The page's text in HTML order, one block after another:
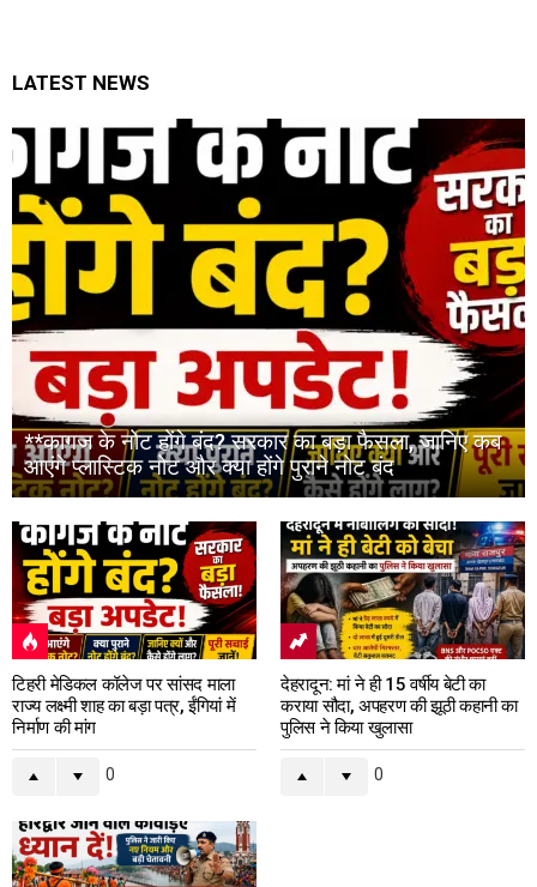
LATEST NEWS
**कागज के नोट होंगे बंद? सरकार का बड़ा फैसला, जानिए कब
आएंगे प्लास्टिक नोट और क्या होंगे पुराने नोट बंद
टिहरी मेडिकल कॉलेज पर सांसद माला
राज्य लक्ष्मी शाह का बड़ा पत्र, ईंगियां में
निर्माण की मांग
0
देहरादून: मां ने ही 15 वर्षीय बेटी का
कराया सौदा, अपहरण की झूठी कहानी का
पुलिस ने किया खुलासा
0